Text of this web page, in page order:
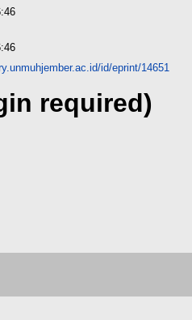
id/eprint/14651
required)